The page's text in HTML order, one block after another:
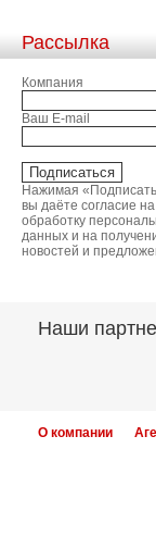
Рассылка
Компания
Ваш E-mail
Нажимая
вы даёте согласие на
обработку
данных и на
новостей и
Наши
О компании